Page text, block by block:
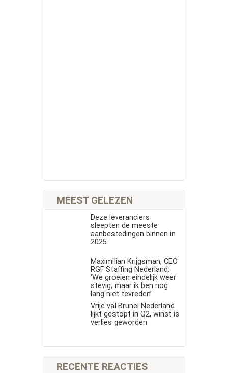
MEEST GELEZEN
Deze leveranciers
sleepten de meeste
aanbestedingen binnen in
2025
Maximilian Krijgsman, CEO
RGF Staffing Nederland:
‘We groeien eindelijk weer
stevig, maar ik ben nog
lang niet tevreden’
Vrije val Brunel Nederland
lijkt gestopt in Q2, winst is
verlies geworden
RECENTE REACTIES